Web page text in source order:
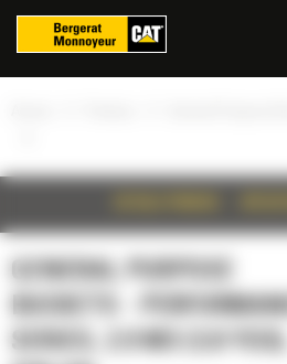
GENERAL PURPOSE
BUCKETS -
SERIES, 2.9 M3 (3.8 YD3),
Panoul de gestionare a panourilor cookie